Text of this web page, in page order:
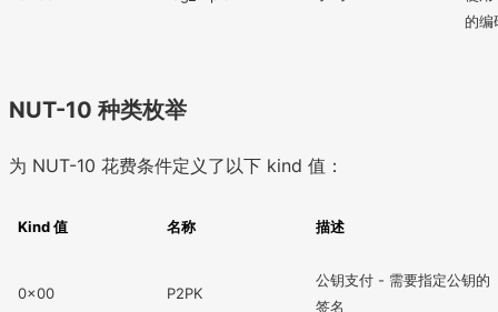
的编
NUT-10 种类枚举
为 NUT-10 花费条件定义了以下 kind 值：
Kind 值 名称 描述
0x00 P2PK
公钥支付 - 需要指定公钥的
签名